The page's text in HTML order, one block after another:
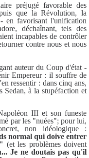
préjugé favorable des
que la Révolution, la
en favorisant l'unification
déchaînant, tels des
incapables de contrôler
contre nous et nous
auteur du Coup d'état -
Empereur : il souffre de
ressentir : dans cinq ans,
Sedan, à la stupéfaction et
III et son funeste
par les "nuées"; pour lui,
non idéologique :
normal qui doive entrer
(et les problèmes doivent
Je ne doutais pas qu'il